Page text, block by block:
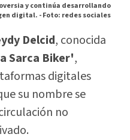
y continúa desarrollando
digital. -Foto: redes sociales
Delcid, conocida
Sarca Biker',
digitales
su nombre se
no